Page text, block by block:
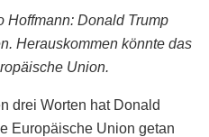
Hoffmann: Donald Trump
Herauskommen könnte das
Union.
drei Worten hat Donald
Europäische Union getan